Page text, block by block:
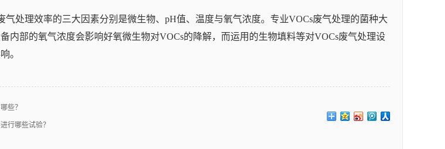
气处理效率的三大因素分别是微生物、pH值、温度与氧气浓度。专业VOCs废气处理的菌种大
内部的氧气浓度会影响好氧微生物对VOCs的降解，而运用的生物填料等对VOCs废气处理设
。
些？
行哪些试验？